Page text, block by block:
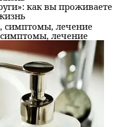
как вы проживаете
лечение